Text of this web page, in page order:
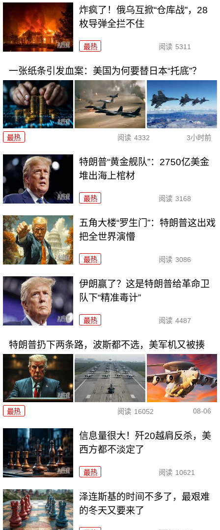
炸疯了！俄乌互掀“仓库战”，28
枚导弹全拦不住
最热 阅读 5311
一张纸条引发血案：美国为何要替日本“托底”？
最热 阅读 4332 3小时前
特朗普“黄金舰队”：2750亿美金
堆出海上棺材
最热 阅读 3168
五角大楼“罗生门”：特朗普这出戏
把全世界演懵
最热 阅读 3086
伊朗赢了？这是特朗普给革命卫
队下“精准毒计”
最热 阅读 4487
特朗普扔下两条路，波斯都不选，美军机又被揍
最热 阅读 16052 08-06
信息量很大！歼20越肩反杀，美
西方都不淡定了
最热 阅读 10621
泽连斯基的时间不多了，最艰难
的冬天又要来了